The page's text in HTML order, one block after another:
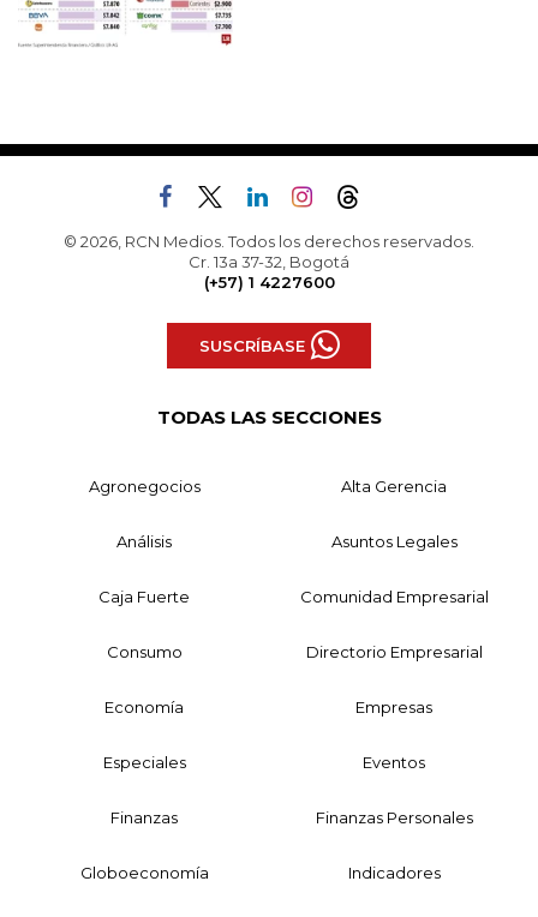
© 2026, RCN Medios. Todos los derechos reservados.
Cr. 13a 37-32, Bogotá
(+57) 1 4227600
SUSCRÍBASE
TODAS LAS SECCIONES
Agronegocios Alta Gerencia
Análisis Asuntos Legales
Caja Fuerte Comunidad Empresarial
Consumo Directorio Empresarial
Economía Empresas
Especiales Eventos
Finanzas Finanzas Personales
Globoeconomía Indicadores